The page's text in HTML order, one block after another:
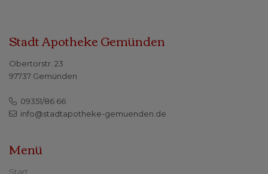
Stadt Apotheke Gemünden
Obertorstr. 23
97737 Gemünden
09351/86 66
info@stadtapotheke-gemuenden.de
Menü
Start